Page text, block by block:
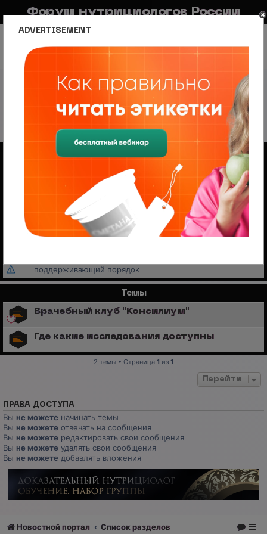
Форум нутрициологов России
FAQ Правила
Нутрициология по регионам
из
Менеджер по продажам (B2B/B2C) в НЦПС
— Удаленно, от 110 000 ₽
Ищем менеджера по продажам в лицензированный
учебный центр нутрициологии. Удаленная работа,
свободный график, оплата 20%
На форуме проводится набор
поддерживающий порядок
Темы
Врачебный клуб "Консилиум"
Где какие исследования доступны
2 темы • Страница 1 из 1
Перейти
ПРАВА ДОСТУПА
Вы не можете начинать темы
Вы не можете отвечать на сообщения
Вы не можете редактировать свои сообщения
Вы не можете удалять свои сообщения
Вы не можете добавлять вложения
Новостной портал Список разделов
ADVERTISEMENT